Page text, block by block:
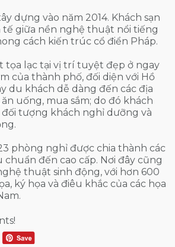
dựng vào năm 2014. Khách sạn
tế giữa nền nghệ thuật nổi tiếng
cách kiến trúc cổ điển Pháp.
tọa lạc tại vị trí tuyệt đẹp ở ngay
của thành phố, đối diện với Hồ
du khách dễ dàng đến các địa
uống, mua sắm; do đó khách
tượng khách nghỉ dưỡng và
phòng nghỉ được chia thành các
chuẩn đến cao cấp. Nơi đây cũng
thuật sinh động, với hơn 600
ký họa và điêu khắc của các họa